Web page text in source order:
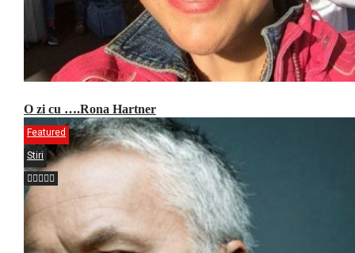
O zi cu ….Rona Hartner
Featured
Stiri